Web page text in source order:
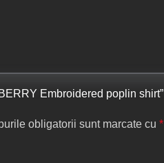
Embroidered poplin shirt”
obligatorii sunt marcate cu *